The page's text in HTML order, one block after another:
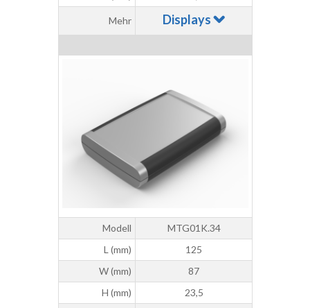
Mehr Displays
Modell
MTG01K.34
L (mm)
125
W (mm)
87
H (mm)
23,5